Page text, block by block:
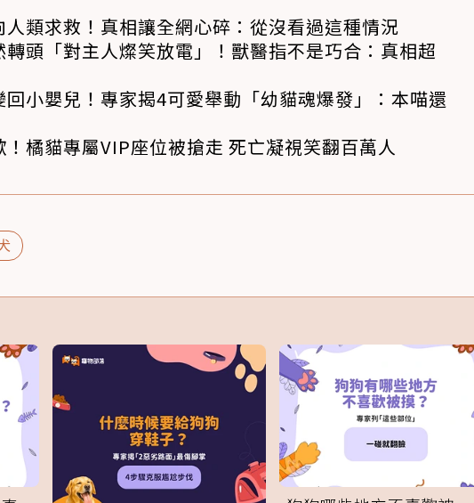
人類求救！真相讓全網心碎：從沒看過這種情況
頭「對主人燦笑放電」！獸醫指不是巧合：真相超
回小嬰兒！專家揭4可愛舉動「幼貓魂爆發」：本喵還
！橘貓專屬VIP座位被搶走 死亡凝視笑翻百萬人